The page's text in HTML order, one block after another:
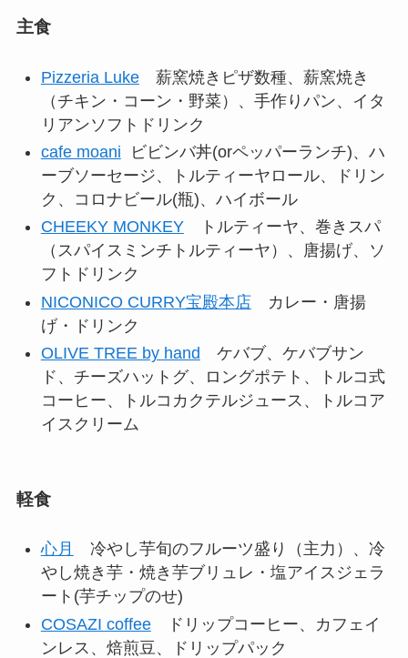
主食
Pizzeria Luke薪窯焼きピザ数種、薪窯焼き
（チキン・コーン・野菜）、手作りパン、イタ
リアンソフトドリンク
cafe moani ビビンバ丼(orペッパーランチ)、ハ
ーブソーセージ、トルティーヤロール、ドリン
ク、コロナビール(瓶)、ハイボール
CHEEKY MONKEYトルティーヤ、巻きスパ
（スパイスミンチトルティーヤ）、唐揚げ、ソ
フトドリンク
NICONICO CURRY宝殿本店カレー・唐揚
げ・ドリンク
OLIVE TREE by hand ケバブ、ケバブサン
ド、チーズハットグ、ロングポテト、トルコ式
コーヒー、トルコカクテルジュース、トルコア
イスクリーム
軽食
心月
冷やし芋旬のフルーツ盛り（主力）、冷
やし焼き芋・焼き芋ブリュレ・塩アイスジェラ
ート(芋チップのせ)
COSAZI coffeeドリップコーヒー、カフェイ
ンレス、焙煎豆、ドリップパック